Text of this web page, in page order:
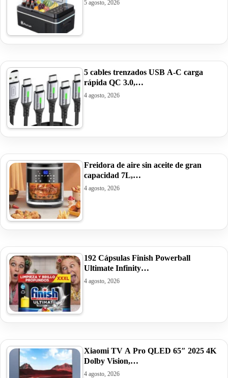
5 agosto, 2026
5 cables trenzados USB A-C carga
rápida QC 3.0,…
4 agosto, 2026
Freidora de aire sin aceite de gran
capacidad 7L,…
4 agosto, 2026
192 Cápsulas Finish Powerball
Ultimate Infinity…
4 agosto, 2026
Xiaomi TV A Pro QLED 65″ 2025 4K
Dolby Vision,…
4 agosto, 2026